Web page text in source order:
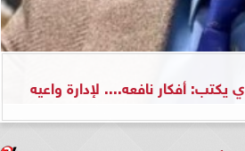
أفكار نافعه.... لإدارة واعيه